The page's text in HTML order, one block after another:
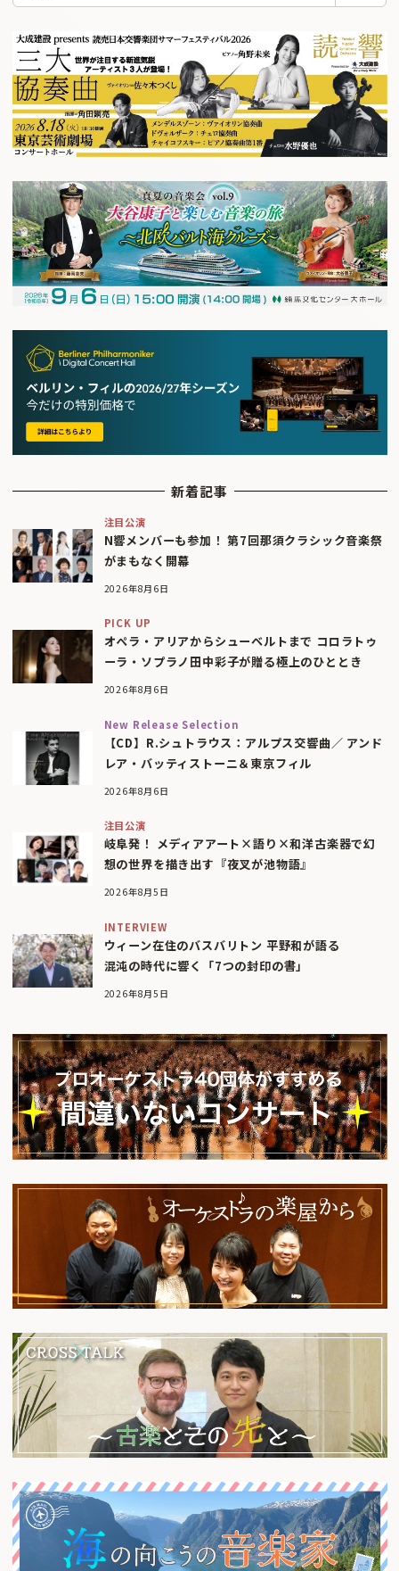
新着記事
注目公演
N響メンバーも参加！ 第7回那須クラシック音楽祭
がまもなく開幕
2026年8月6日
PICK UP
オペラ・アリアからシューベルトまで コロラトゥ
ーラ・ソプラノ田中彩子が贈る極上のひととき
2026年8月6日
New Release Selection
【CD】R.シュトラウス：アルプス交響曲／ アンド
レア・バッティストーニ＆東京フィル
2026年8月6日
注目公演
岐阜発！ メディアアート×語り×和洋古楽器で幻
想の世界を描き出す『夜叉が池物語』
2026年8月5日
INTERVIEW
ウィーン在住のバスバリトン 平野和が語る
混沌の時代に響く「7つの封印の書」
2026年8月5日